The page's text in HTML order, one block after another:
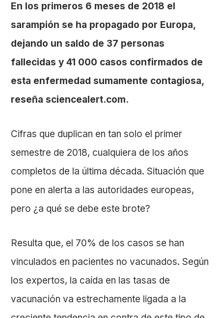
En los primeros 6 meses de 2018 el
sarampión se ha propagado por Europa,
dejando un saldo de 37 personas
fallecidas y 41 000 casos confirmados de
esta enfermedad sumamente contagiosa,
reseña sciencealert.com.
Cifras que duplican en tan solo el primer
semestre de 2018, cualquiera de los años
completos de la última década. Situación que
pone en alerta a las autoridades europeas,
pero ¿a qué se debe este brote?
Resulta que, el 70% de los casos se han
vinculados en pacientes no vacunados. Según
los expertos, la caída en las tasas de
vacunación va estrechamente ligada a la